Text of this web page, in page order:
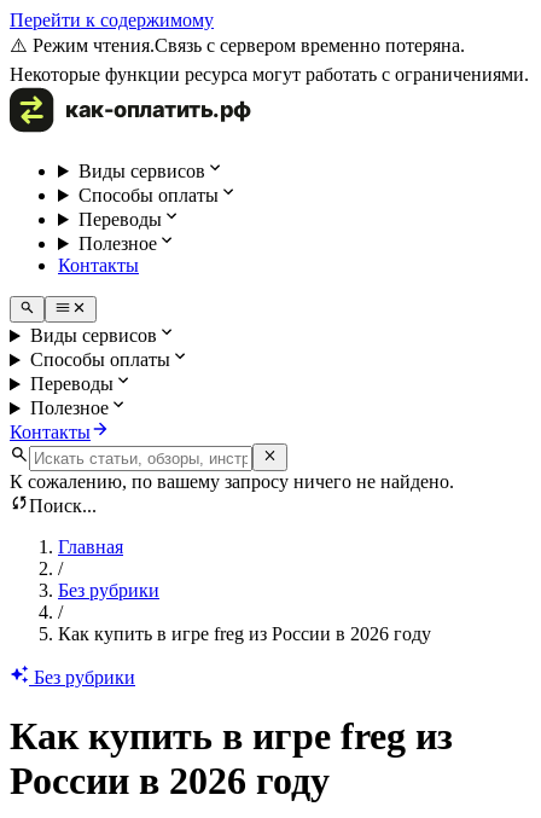
Перейти к содержимому
⚠️ Режим чтения.Связь с сервером временно потеряна.
Некоторые функции ресурса могут работать с ограничениями.
Виды сервисов
Способы оплаты
Переводы
Полезное
Контакты
Виды сервисов
Способы оплаты
Переводы
Полезное
Контакты
К сожалению, по вашему запросу ничего не найдено.
Поиск...
Главная
/
Без рубрики
/
Как купить в игре freg из России в 2026 году
Без рубрики
Как купить в игре freg из
России в 2026 году